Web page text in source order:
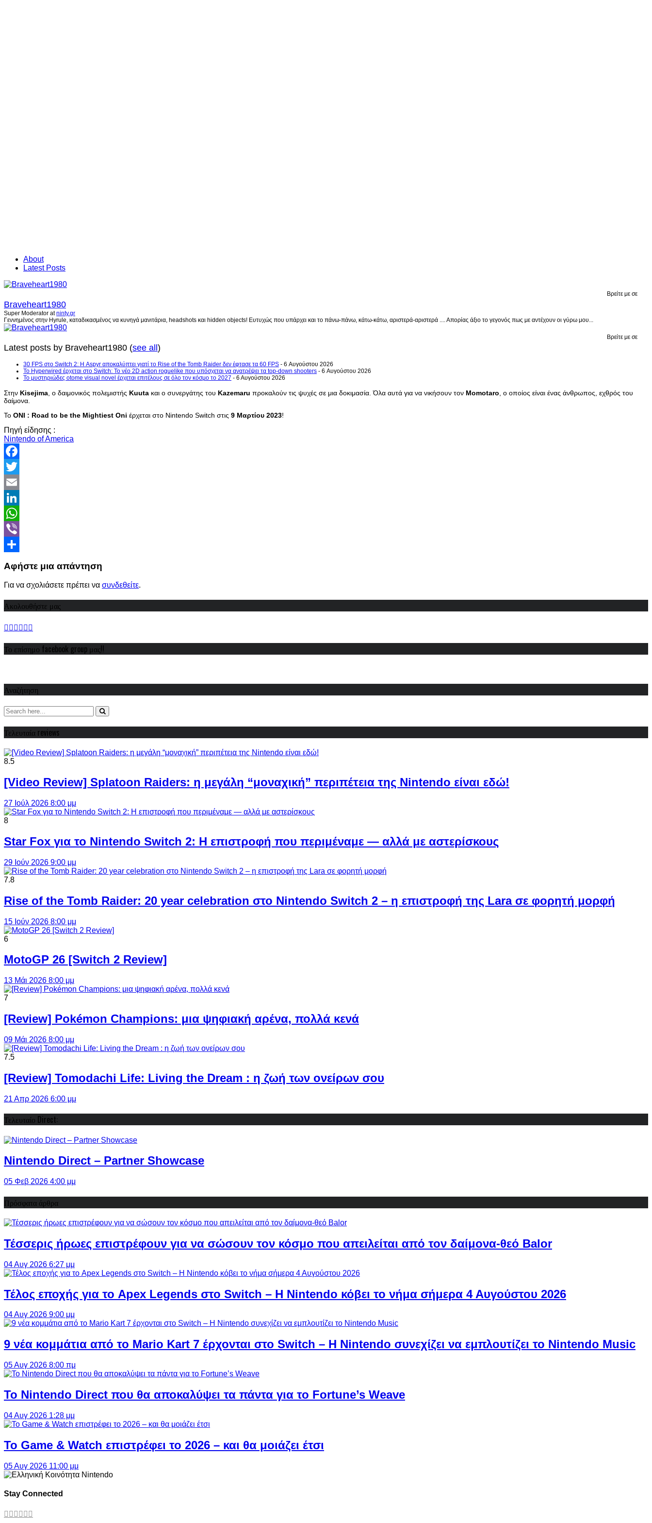
About
Latest Posts
Βρείτε με σε
Braveheart1980
Super Moderator atninty.gr
Γεννημένος στην Hyrule, καταδικασμένος να κυνηγά μανιτάρια, headshots και hidden objects! Ευτυχώς που υπάρχει και το πάνω-πάνω, κάτω-κάτω, αριστερά-αριστερά .... Απορίας άξιο το γεγονός πως με αντέχουν οι γύρω μου...
Βρείτε με σε
Latest posts by Braveheart1980 (see all)
30 FPS στο Switch 2: Η Aspyr αποκαλύπτει γιατί το Rise of the Tomb Raider δεν έφτασε τα 60 FPS - 6 Αυγούστου 2026
Το Hyperwired έρχεται στο Switch: Το νέο 2D action roguelike που υπόσχεται να ανατρέψει τα top-down shooters - 6 Αυγούστου 2026
Το μυστηριώδες otome visual novel έρχεται επιτέλους σε όλο τον κόσμο το 2027 - 6 Αυγούστου 2026
Στην Kisejima , ο δαιμονικός πολεμιστής Kuuta και ο συνεργάτης του Kazemaru προκαλούν τις ψυχές σε μια δοκιμασία. Όλα αυτά για να νικήσουν τον Momotaro , ο οποίος είναι ένας άνθρωπος, εχθρός του
δαίμονα.
Το ONI : Road to be the Mightiest Oni έρχεται στο Nintendo Switch στις 9 Μαρτίου 2023!
Πηγή είδησης :
Nintendo of America
Facebook
Twitter
Email
LinkedIn
WhatsApp
Viber
Αφήστε μια απάντηση
Για να σχολιάσετε πρέπει να συνδεθείτε.
Ακολουθήστε μας
Το επίσημο facebook group μας!!
Αναζήτηση
Τελευταία reviews
8.5
[Video Review] Splatoon Raiders: η μεγάλη “μοναχική” περιπέτεια της Nintendo είναι εδώ!
27 Ιούλ 2026 8:00 μμ
8
Star Fox για το Nintendo Switch 2: Η επιστροφή που περιμέναμε — αλλά με αστερίσκους
29 Ιούν 2026 9:00 μμ
7.8
Rise of the Tomb Raider: 20 year celebration στο Nintendo Switch 2 – η επιστροφή της Lara σε φορητή μορφή
15 Ιούν 2026 8:00 μμ
6
MotoGP 26 [Switch 2 Review]
13 Μάι 2026 8:00 μμ
7
[Review] Pokémon Champions: μια ψηφιακή αρένα, πολλά κενά
09 Μάι 2026 8:00 μμ
7.5
[Review] Tomodachi Life: Living the Dream : η ζωή των ονείρων σου
21 Απρ 2026 6:00 μμ
Τελευταίο Direct:
Nintendo Direct – Partner Showcase
05 Φεβ 2026 4:00 μμ
Πρόσφατα άρθρα
Τέσσερις ήρωες επιστρέφουν για να σώσουν τον κόσμο που απειλείται από τον δαίμονα-θεό Balor
04 Αυγ 2026 6:27 μμ
Τέλος εποχής για το Apex Legends στο Switch – Η Nintendo κόβει το νήμα σήμερα 4 Αυγούστου 2026
04 Αυγ 2026 9:00 μμ
9 νέα κομμάτια από το Mario Kart 7 έρχονται στο Switch – Η Nintendo συνεχίζει να εμπλουτίζει το Nintendo Music
05 Αυγ 2026 8:00 πμ
Το Nintendo Direct που θα αποκαλύψει τα πάντα για το Fortune’s Weave
04 Αυγ 2026 1:28 μμ
Το Game & Watch επιστρέφει το 2026 – και θα μοιάζει έτσι
05 Αυγ 2026 11:00 μμ
Stay Connected